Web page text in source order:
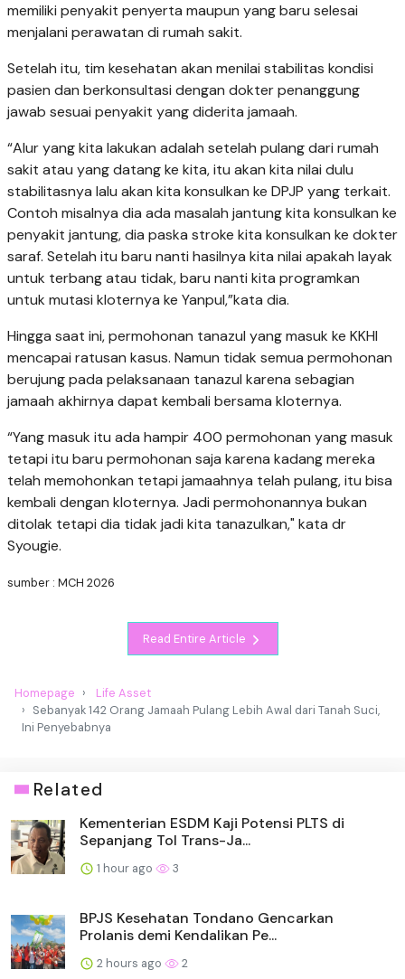
memiliki penyakit penyerta maupun yang baru selesai
menjalani perawatan di rumah sakit.
Setelah itu, tim kesehatan akan menilai stabilitas kondisi
pasien dan berkonsultasi dengan dokter penanggung
jawab sesuai penyakit yang diderita jamaah.
“Alur yang kita lakukan adalah setelah pulang dari rumah
sakit atau yang datang ke kita, itu akan kita nilai dulu
stabilitasnya lalu akan kita konsulkan ke DPJP yang terkait.
Contoh misalnya dia ada masalah jantung kita konsulkan ke
penyakit jantung, dia paska stroke kita konsulkan ke dokter
saraf. Setelah itu baru nanti hasilnya kita nilai apakah layak
untuk terbang atau tidak, baru nanti kita programkan
untuk mutasi kloternya ke Yanpul,”kata dia.
Hingga saat ini, permohonan tanazul yang masuk ke KKHI
mencapai ratusan kasus. Namun tidak semua permohonan
berujung pada pelaksanaan tanazul karena sebagian
jamaah akhirnya dapat kembali bersama kloternya.
“Yang masuk itu ada hampir 400 permohonan yang masuk
tetapi itu baru permohonan saja karena kadang mereka
telah memohonkan tetapi jamaahnya telah pulang, itu bisa
kembali dengan kloternya. Jadi permohonannya bukan
ditolak tetapi dia tidak jadi kita tanazulkan," kata dr
Syougie.
sumber : MCH 2026
Read Entire Article
Homepage
Life Asset
Sebanyak 142 Orang Jamaah Pulang Lebih Awal dari Tanah Suci,
Ini Penyebabnya
Related
Kementerian ESDM Kaji Potensi PLTS di
Sepanjang Tol Trans-Ja...
1 hour ago 3
BPJS Kesehatan Tondano Gencarkan
Prolanis demi Kendalikan Pe...
2 hours ago 2